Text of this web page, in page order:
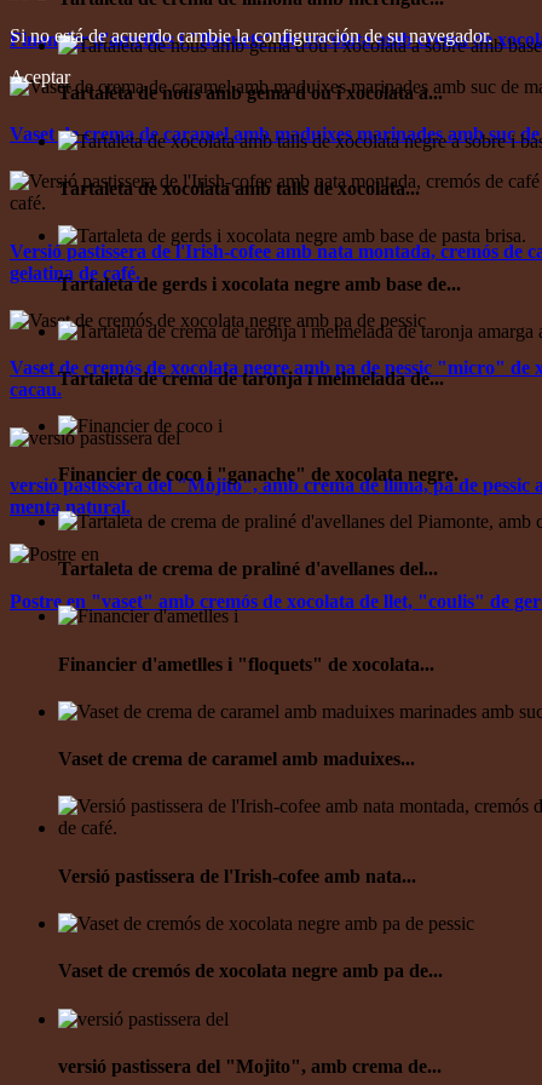
Financier d'ametlles i "floquets" de xocolata amb crema de
Vaset de crema de caramel amb maduixes marinades amb suc
Versió pastissera de l'Irish-cofee amb nata montada, cremós de
gelatina de café.
Vaset de cremós de xocolata negre amb pa de pessic "micro"
cacau.
versió pastissera del "Mojito", amb crema de llima, pa de
menta natural.
Postre en "vaset" amb cremós de xocolata de llet, "coulis" de
Tartaleta de nous amb gema d'ou i xocolata a...
Tartaleta de xocolata amb talls de xocolata...
Tartaleta de gerds i xocolata negre amb base de...
Tartaleta de crema de taronja i melmelada de...
Financier de coco i "ganache" de xocolata negre.
Tartaleta de crema de praliné d'avellanes del...
Financier d'ametlles i "floquets" de xocolata...
Vaset de crema de caramel amb maduixes...
Versió pastissera de l'Irish-cofee amb nata...
Vaset de cremós de xocolata negre amb pa de...
versió pastissera del "Mojito", amb crema de...
Si no está de acuerdo cambie la configuración de su navegador.
Aceptar